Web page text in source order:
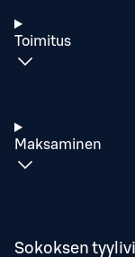
Toimitus
Maksaminen
Sokoksen